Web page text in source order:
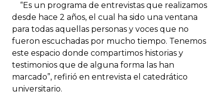
“Es un programa de entrevistas que realizamos
desde hace 2 años, el cual ha sido una ventana
para todas aquellas personas y voces que no
fueron escuchadas por mucho tiempo. Tenemos
este espacio donde compartimos historias y
testimonios que de alguna forma las han
marcado”, refirió en entrevista el catedrático
universitario.